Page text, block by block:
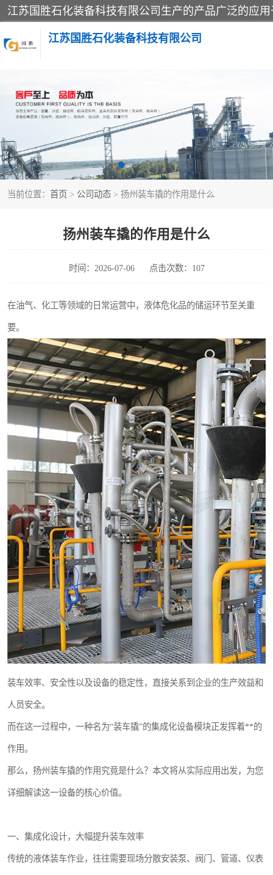
江苏国胜石化装备科技有限公司
当前位置： 首页 > 公司动态 > 扬州装车撬的作用是什么
扬州装车撬的作用是什么
时间：2026-07-06 点击次数：107
在油气、化工等领域的日常运营中，液体危化品的储运环节至关重
要。
装车效率、安全性以及设备的稳定性，直接关系到企业的生产效益和
人员安全。
而在这一过程中，一种名为“装车撬”的集成化设备模块正发挥着**的
作用。
那么，扬州装车撬的作用究竟是什么？本文将从实际应用出发，为您
详细解读这一设备的核心价值。
一、集成化设计，大幅提升装车效率
传统的液体装车作业，往往需要现场分散安装泵、阀门、管道、仪表
输油臂